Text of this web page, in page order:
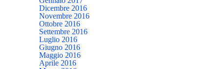
Dicembre 2016
Novembre 2016
Ottobre 2016
Settembre 2016
Luglio 2016
Giugno 2016
Maggio 2016
Aprile 2016